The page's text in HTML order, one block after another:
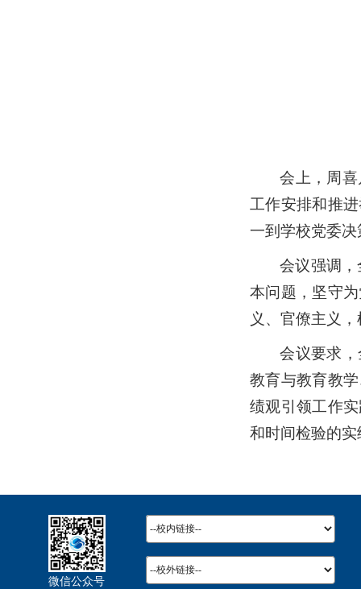
会上，周
工作安排和推
一到学校党委
会议强调，
本问题，坚守
义、官僚主义
会议要求
教育与教育教
绩观引领工作
和时间检验的实
微信公众号